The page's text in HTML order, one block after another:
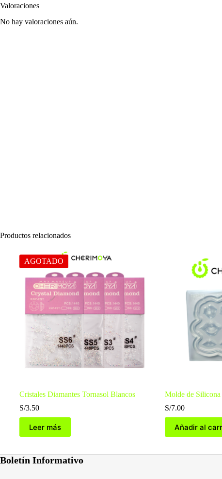
Valoraciones
No hay valoraciones aún.
Productos relacionados
AGOTADO
Cristales Diamantes Tornasol Blancos
S/3.50
Leer más
Molde de
S/7.00
Añadir al
Boletín Informativo